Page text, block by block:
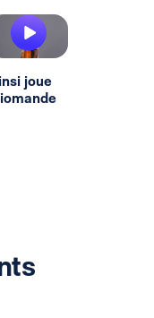
joue